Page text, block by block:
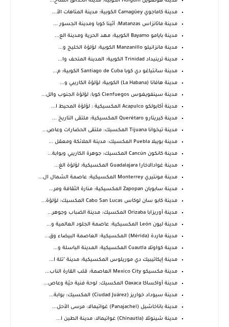
مدينة كاماجوي Camagüey الكوبية: مدينة المتاهات الأ...
مدينة ماتانزاس Matanzas: أثينا كوبا ومدينة الجسور ...
مدينة بايامو Bayamo الكوبية: مهد الحرية ومدينة الع...
مدينة مانزانيلو Manzanillo الكوبية: لؤلؤة الخليج و...
مدينة ترينيداد Trinidad الكوبية: المدينة المتحف وا...
مدينة سانتياغو دي كوبا Santiago de Cuba الكوبية: م...
مدينة هافانا (La Habana) الكوبية: لؤلؤة الكاريبي و...
مدينة سينفويغوس Cienfuegos كوبا: لؤلؤة الجنوب والل...
مدينة أكابولكو Acapulco المكسيكية : لؤلؤة المحيط ا...
مدينة كيريتارو Querétaro المكسيكية: ملتقى التاريخ ...
مدينة تيخوانا Tijuana المكسيك: ملتقى الحضارات وعاص...
مدينة بويبلا Puebla المكسيك: مدينة الملائكة ومعقل ...
مدينة كانكون Cancún المكسيك: جوهرة الكاريبي وبوابة...
مدينة غوادالاخارا Guadalajara المكسيكية: لؤلؤة الغ...
مدينة مونتيري Monterrey المكسيكية: عاصمة الشمال ال...
مدينة سابوبان Zapopan المكسيكية: منارة الثقافة ومر...
مدينة كابو سان لوكاس Cabo San Lucas المكسيك: لؤلؤة...
مدينة أوريزابا Orizaba المكسيك: مدينة الضباب وجوهر...
مدينة ليون León المكسيكية: عاصمة الجلود العالمية و...
مدينة ماردة (Mérida) المكسيكية: العاصمة البيضاء وق...
مدينة كواوتلا Cuautla المكسيكية: المدينة الباسلة و...
مدينة إيكاتيبيك دي موريلوس المكسيكية: مدينة "تلة ا...
مدينة مكسيكو Mexico City العاصمة: قلب القارة الناب...
مدينة أواكساكا Oaxaca المكسيك: لوحة فنية حيّة وعاص...
مدينة سيوداد خواريز (Ciudad Juárez) المكسيك: بوابة...
مدينة باناخاشيل (Panajachel) غواتيمالا: مرسى الأحل...
مدينة شينوتلا (Chinautla) غواتيمالا: مدينة الطين ا...